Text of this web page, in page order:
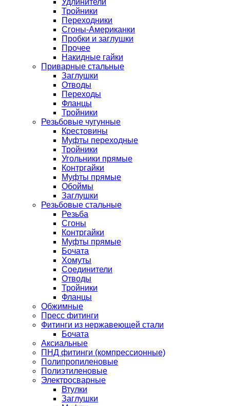
Удлинители
Тройники
Переходники
Сгоны-Американки
Пробки и заглушки
Прочее
Накидные гайки
Приварные стальные
Заглушки
Отводы
Переходы
Фланцы
Тройники
Резьбовые чугунные
Крестовины
Муфты переходные
Тройники
Угольники прямые
Контргайки
Муфты прямые
Обоймы
Заглушки
Резьбовые стальные
Резьба
Сгоны
Контргайки
Муфты прямые
Бочата
Хомуты
Соединители
Отводы
Тройники
Фланцы
Обжимные
Пресс фитинги
Фитинги из нержавеющей стали
Бочата
Аксиальные
ПНД фитинги (компрессионные)
Полипропиленовые
Полиэтиленовые
Электросварные
Втулки
Заглушки